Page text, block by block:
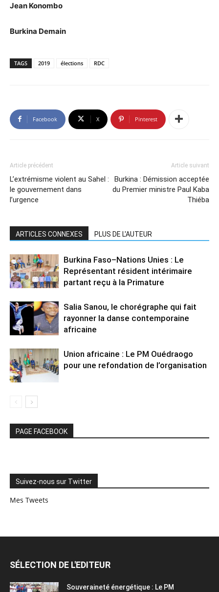
Jean Konombo
Burkina Demain
TAGS 2019 élections RDC
Facebook X Pinterest
Article précédent
L’extrémisme violent au Sahel :
le gouvernement dans
l’urgence
Article suivant
Burkina : Démission acceptée
du Premier ministre Paul Kaba
Thiéba
ARTICLES CONNEXES PLUS DE L'AUTEUR
Burkina Faso–Nations Unies : Le
Représentant résident intérimaire
partant reçu à la Primature
Salia Sanou, le chorégraphe qui fait
rayonner la danse contemporaine
africaine
Union africaine : Le PM Ouédraogo
pour une refondation de l’organisation
PAGE FACEBOOK
Suivez-nous sur Twitter
Mes Tweets
SÉLECTION DE L'EDITEUR
Souveraineté énergétique : Le PM